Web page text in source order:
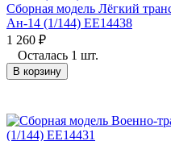
Сборная модель Лёгкий
Ан-14 (1/144) EE14438
1 260 ₽
Осталась 1 шт.
В корзину